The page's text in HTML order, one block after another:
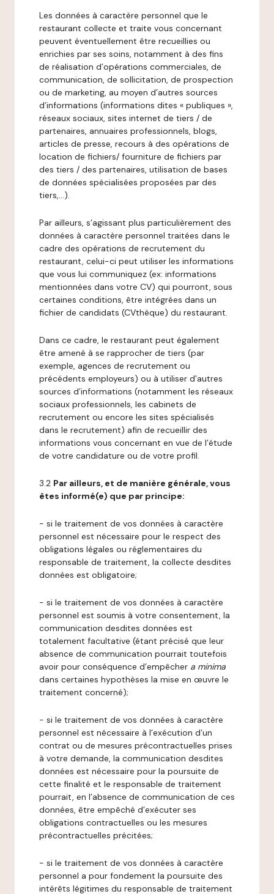
Les données à caractère personnel que le
restaurant collecte et traite vous concernant
peuvent éventuellement être recueillies ou
enrichies par ses soins, notamment à des fins
de réalisation d’opérations commerciales, de
communication, de sollicitation, de prospection
ou de marketing, au moyen d’autres sources
d’informations (informations dites « publiques »,
réseaux sociaux, sites internet de tiers / de
partenaires, annuaires professionnels, blogs,
articles de presse, recours à des opérations de
location de fichiers/ fourniture de fichiers par
des tiers / des partenaires, utilisation de bases
de données spécialisées proposées par des
tiers,…).
Par ailleurs, s’agissant plus particulièrement des
données à caractère personnel traitées dans le
cadre des opérations de recrutement du
restaurant, celui-ci peut utiliser les informations
que vous lui communiquez (ex: informations
mentionnées dans votre CV) qui pourront, sous
certaines conditions, être intégrées dans un
fichier de candidats (CVthèque) du restaurant.
Dans ce cadre, le restaurant peut également
être amené à se rapprocher de tiers (par
exemple, agences de recrutement ou
précédents employeurs) ou à utiliser d’autres
sources d’informations (notamment les réseaux
sociaux professionnels, les cabinets de
recrutement ou encore les sites spécialisés
dans le recrutement) afin de recueillir des
informations vous concernant en vue de l’étude
de votre candidature ou de votre profil.
3.2 Par ailleurs, et de manière générale, vous
êtes informé(e) que par principe:
- si le traitement de vos données à caractère
personnel est nécessaire pour le respect des
obligations légales ou réglementaires du
responsable de traitement, la collecte desdites
données est obligatoire;
- si le traitement de vos données à caractère
personnel est soumis à votre consentement, la
communication desdites données est
totalement facultative (étant précisé que leur
absence de communication pourrait toutefois
avoir pour conséquence d’empêcher a minima
dans certaines hypothèses la mise en œuvre le
traitement concerné);
- si le traitement de vos données à caractère
personnel est nécessaire à l’exécution d’un
contrat ou de mesures précontractuelles prises
à votre demande, la communication desdites
données est nécessaire pour la poursuite de
cette finalité et le responsable de traitement
pourrait, en l’absence de communication de ces
données, être empêché d’exécuter ses
obligations contractuelles ou les mesures
précontractuelles précitées;
- si le traitement de vos données à caractère
personnel a pour fondement la poursuite des
intérêts légitimes du responsable de traitement